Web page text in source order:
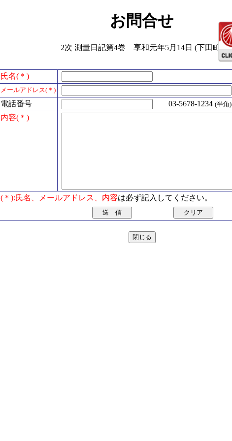
お問合せ
2次 測量日記第4巻 享和元年5月14日 (下田町)
氏名(＊)
メールアドレス(＊)
電話番号 03-5678-1234 (半角)
内容(＊)
(＊):氏名、メールアドレス、内容は必ず記入してください。